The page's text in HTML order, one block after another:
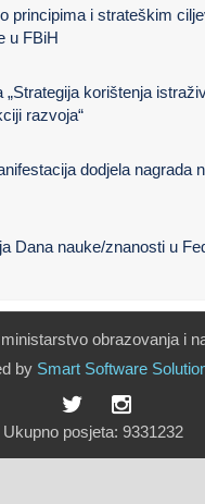
principima i strateškim
u FBiH
„Strategija korištenja
razvoja“
dodjela nagrada
Dana nauke/znanosti u
obrazovanja i
by Smart Software
Ukupno posjeta: 9331232